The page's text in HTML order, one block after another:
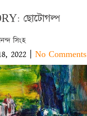
ছোটোগল্প
সিংহ
2022 | No Comments